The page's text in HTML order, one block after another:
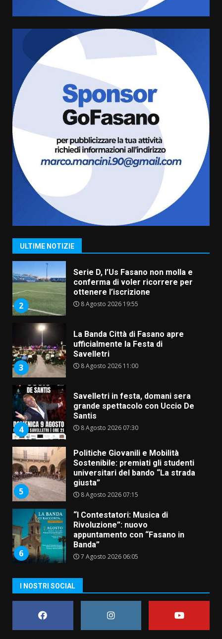
ULTIME NOTIZIE
“I Contestatori: Musica di
Rivoluzione”: nuovo
appuntamento con “Fasano in
Banda”
7
US Fasano, Scianaro: “Profonda
amarezza per esclusione dal
campionato di calcio”
7 Agosto 2026 06:00
Grande successo per la “Sagra
del Pesce Spada” a Savelletri
9 Agosto 2026 07:32
2
Serie D, l’Us Fasano non molla e
conferma di voler ricorrere per
ottenere l’iscrizione
8 Agosto 2026 19:55
3
La Banda Città di Fasano apre
ufficialmente la Festa di
Savelletri
4
Savelletri in festa, domani sera
grande spettacolo con Uccio De
Santis
5
Politiche Giovanili e Mobilità
Sostenibile: premiati gli studenti
universitari del bando “La strada
giusta”
6
“I Contestatori: Musica di
Rivoluzione”: nuovo
appuntamento con “Fasano in
Banda”
7
US Fasano, Scianaro: “Profonda
amarezza per esclusione dal
campionato di calcio”
7 Agosto 2026 06:00
Grande successo per la “Sagra
9 Agosto 2026 07:32
I NOSTRI SOCIAL